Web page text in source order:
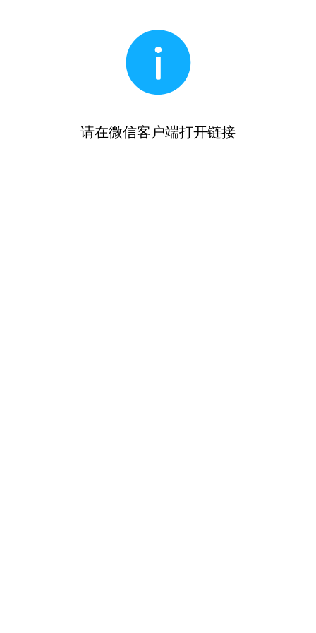
请在微信客户端打开链接